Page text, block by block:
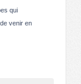
qui
venir en